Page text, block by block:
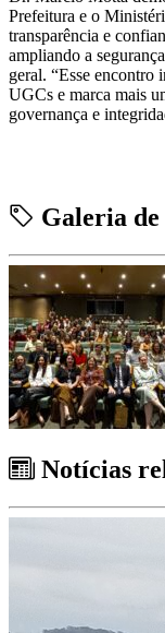
Prefeitura e o
transparência e
ampliando a
geral. “Esse encontro
UGCs e marca mais
governança e
Galeria de
Notícias